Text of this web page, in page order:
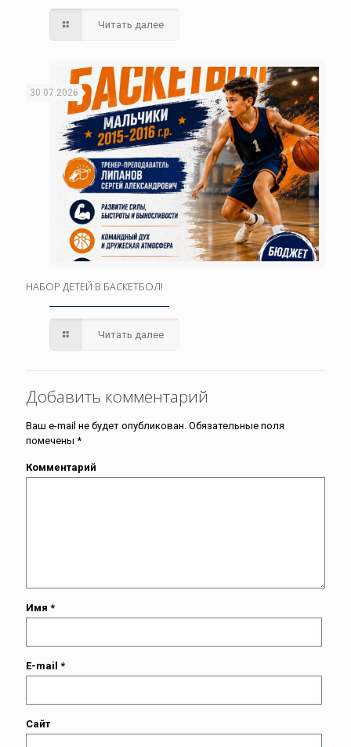
Читать далее
30.07.2026
НАБОР ДЕТЕЙ В БАСКЕТБОЛ!
Читать далее
Добавить комментарий
Ваш e-mail не будет опубликован. Обязательные поля
помечены *
Комментарий
Имя *
E-mail *
Сайт